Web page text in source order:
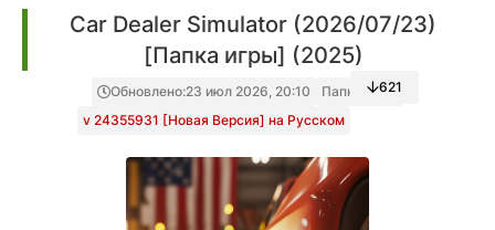
Car Dealer Simulator (2026/07/23)
[Папка игры] (2025)
Обновлено:23 июл 2026, 20:10
Папка игры
v 24355931 [Новая Версия] на Русском
621